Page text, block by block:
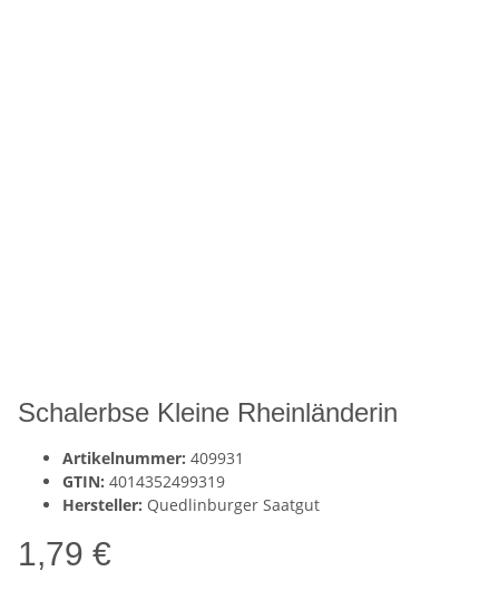
Schalerbse Kleine Rheinländerin
Artikelnummer: 409931
GTIN: 4014352499319
Hersteller: Quedlinburger Saatgut
1,79 €